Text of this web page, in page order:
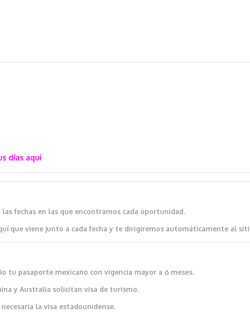
días aquí
fechas en las que encontramos cada oportunidad.
que viene junto a cada fecha y te dirigiremos automáticamente al
tu pasaporte mexicano con vigencia mayor a 6 meses.
y Australia solicitan visa de turismo.
necesaria la visa estadounidense.